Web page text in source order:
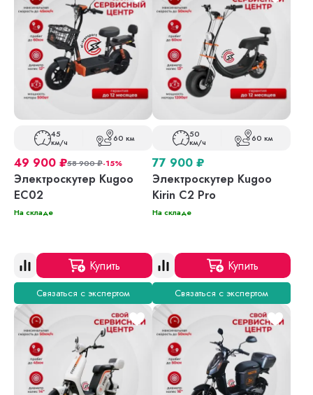
45
км/ч 60 км
49 900 ₽58 900₽-15%
Электроскутер Kugoo
EC02
На складе
Купить
Связаться с экспертом
50
км/ч 60 км
77 900 ₽
Электроскутер Kugoo
Kirin C2 Pro
На складе
Купить
Связаться с экспертом